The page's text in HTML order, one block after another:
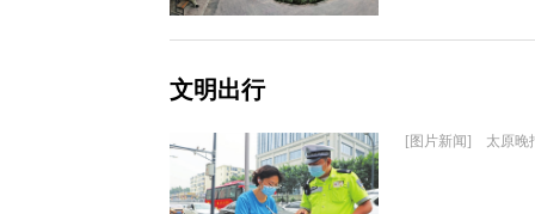
文明出行
[图片新闻] 太原晚